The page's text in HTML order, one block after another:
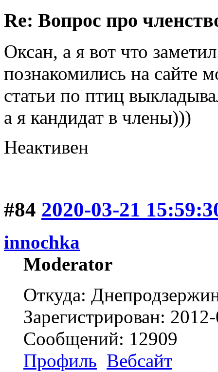
Re: Вопрос про
Оксан, а я вот что
познакомились на сайте
статьи по птиц
а я кандидат в члены)))
Неактивен
#84 2020-03-21
innochka
Moderator
Откуда:
Зарегистрирован:
Сообщений: 12909
Профиль Вебсайт